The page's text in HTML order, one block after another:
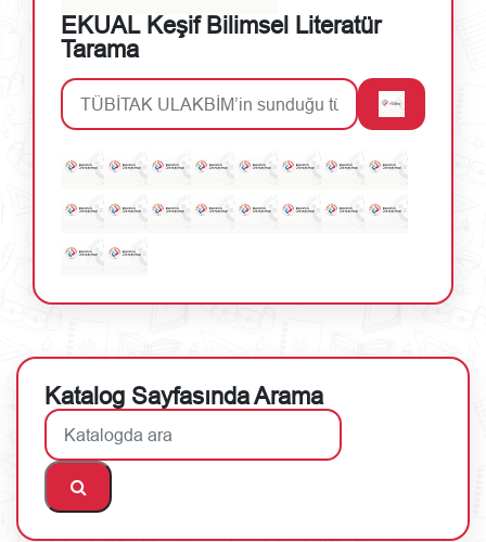
EKUAL Keşif Bilimsel Literatür
Tarama
Katalog Sayfasında Arama